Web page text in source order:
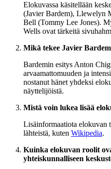
Elokuvassa käsitellään
(Javier Bardem), Llewelyn
Bell (Tommy Lee Jones).
Wells ovat tärkeitä
Mikä tekee Javier
Bardemin esitys Anton
arvaamattomuuden ja
nostanut hänet yhdeksi
näyttelijöistä.
Mistä voin lukea lisää
Lisäinformaatiota elokuvan
lähteistä, kuten Wikipedia.
Kuinka elokuvan roolit
yhteiskunnalliseen